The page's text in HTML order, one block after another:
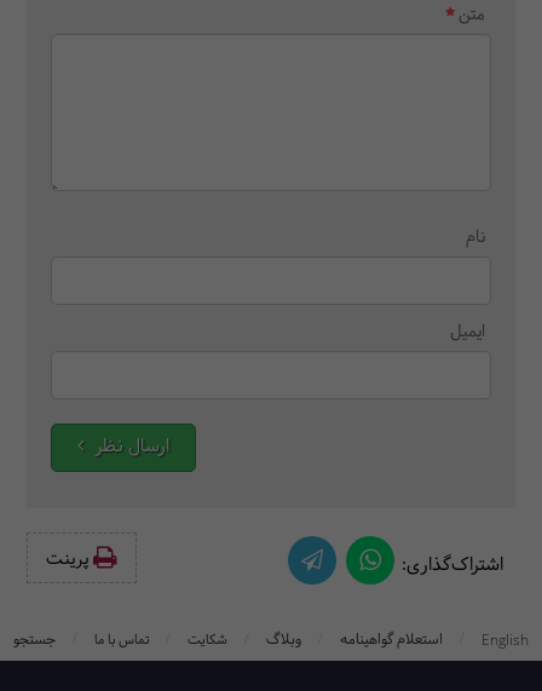
متن
نام
ایمیل
ارسال نظر
اشتراک‌گذاری: پرینت‌
English استعلام گواهینامه وبلاگ شکایت تماس با ما جستجو